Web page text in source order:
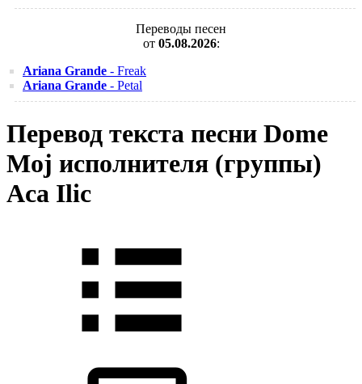
Переводы песен
от 05.08.2026:
Ariana Grande - Freak
Ariana Grande - Petal
Перевод текста песни Dome
Moj исполнителя (группы)
Aca Ilic